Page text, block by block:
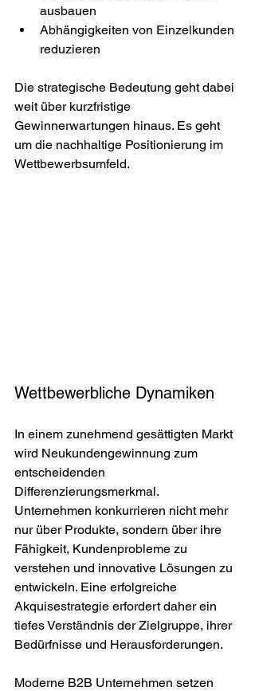
ausbauen
Abhängigkeiten von Einzelkunden
reduzieren
Die strategische Bedeutung geht dabei
weit über kurzfristige
Gewinnerwartungen hinaus. Es geht
um die nachhaltige Positionierung im
Wettbewerbsumfeld.
Wettbewerbliche Dynamiken
In einem zunehmend gesättigten Markt
wird Neukundengewinnung zum
entscheidenden
Differenzierungsmerkmal.
Unternehmen konkurrieren nicht mehr
nur über Produkte, sondern über ihre
Fähigkeit, Kundenprobleme zu
verstehen und innovative Lösungen zu
entwickeln. Eine erfolgreiche
Akquisestrategie erfordert daher ein
tiefes Verständnis der Zielgruppe, ihrer
Bedürfnisse und Herausforderungen.
Moderne B2B Unternehmen setzen